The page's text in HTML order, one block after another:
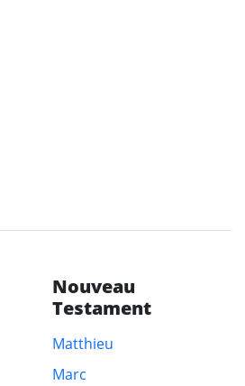
Nouveau
Testament
Matthieu
Marc